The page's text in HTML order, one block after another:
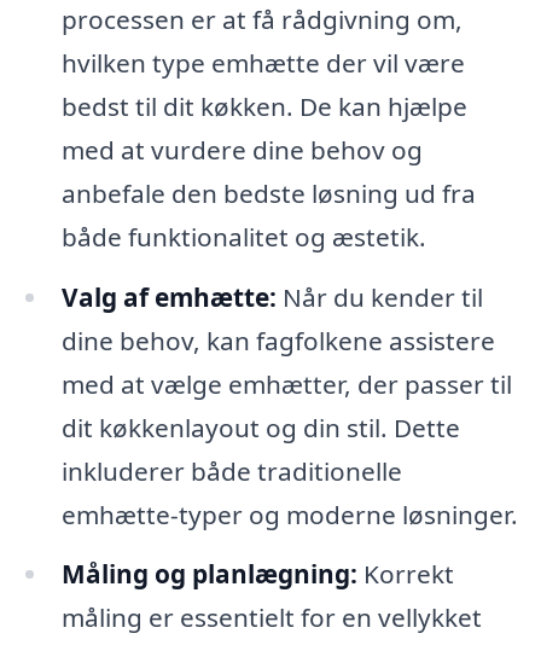
processen er at få rådgivning om,
hvilken type emhætte der vil være
bedst til dit køkken. De kan hjælpe
med at vurdere dine behov og
anbefale den bedste løsning ud fra
både funktionalitet og æstetik.
Valg af emhætte: Når du kender til
dine behov, kan fagfolkene assistere
med at vælge emhætter, der passer til
dit køkkenlayout og din stil. Dette
inkluderer både traditionelle
emhætte-typer og moderne løsninger.
Måling og planlægning: Korrekt
måling er essentielt for en vellykket